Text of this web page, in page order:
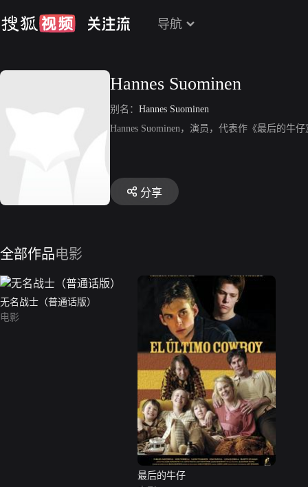
导航
Hannes Suominen
别名： Hannes Suominen
Hannes Suominen，演员，代表作《最后的牛仔
分享
全部作品电影
无名战士（普通话版）
电影
最后的牛仔